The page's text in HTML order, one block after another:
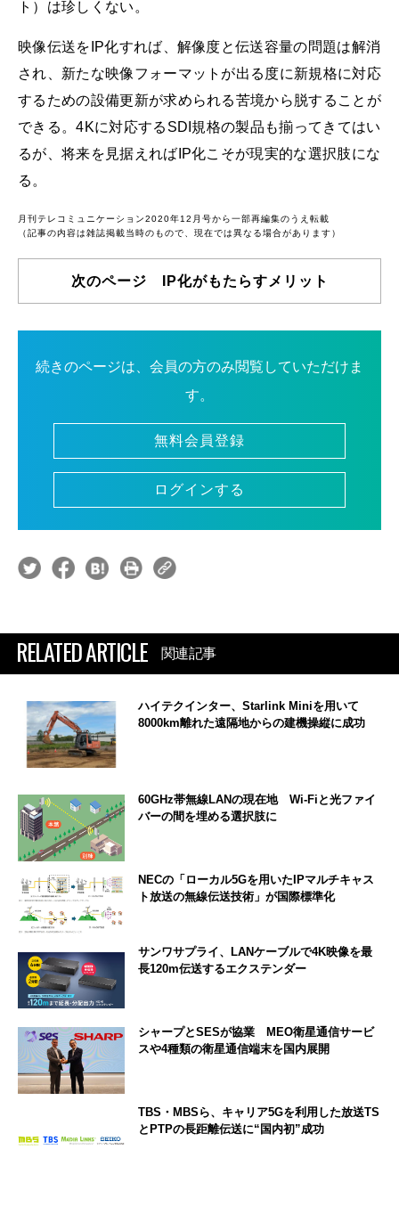
ト）は珍しくない。
映像伝送をIP化すれば、解像度と伝送容量の問題は解消
され、新たな映像フォーマットが出る度に新規格に対応
するための設備更新が求められる苦境から脱することが
できる。4Kに対応するSDI規格の製品も揃ってきてはい
るが、将来を見据えればIP化こそが現実的な選択肢にな
る。
月刊テレコミュニケーション2020年12月号から一部再編集のうえ転載
（記事の内容は雑誌掲載当時のもので、現在では異なる場合があります）
次のページ IP化がもたらすメリット
続きのページは、会員の方のみ閲覧していただけま
す。
無料会員登録
ログインする
RELATED ARTICLE 関連記事
ハイテクインター、Starlink Miniを用いて
8000km離れた遠隔地からの建機操縦に成功
60GHz帯無線LANの現在地 Wi-Fiと光ファイ
バーの間を埋める選択肢に
NECの「ローカル5Gを用いたIPマルチキャス
ト放送の無線伝送技術」が国際標準化
サンワサプライ、LANケーブルで4K映像を最
長120m伝送するエクステンダー
シャープとSESが協業 MEO衛星通信サービ
スや4種類の衛星通信端末を国内展開
TBS・MBSら、キャリア5Gを利用した放送TS
とPTPの長距離伝送に“国内初”成功